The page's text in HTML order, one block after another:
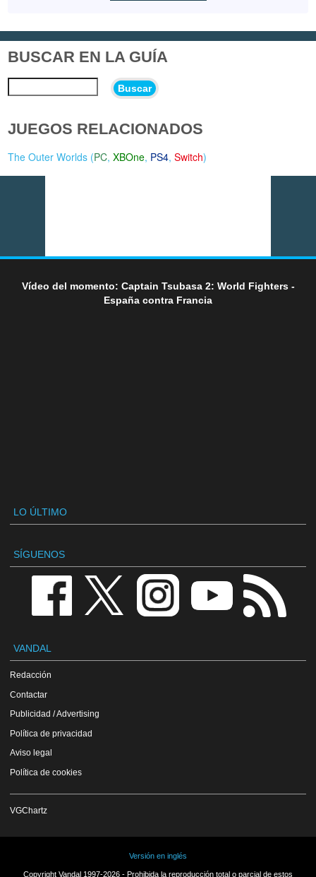
BUSCAR EN LA GUÍA
Buscar
JUEGOS RELACIONADOS
The Outer Worlds (PC,XBOne, PS4,Switch)
Vídeo del momento: Captain Tsubasa 2: World Fighters -
España contra Francia
LO ÚLTIMO
SÍGUENOS
VANDAL
Redacción
Contactar
Publicidad / Advertising
Política de privacidad
Aviso legal
Política de cookies
VGChartz
Versión en inglés
Copyright Vandal 1997-2026 - Prohibida la reproducción total o parcial de estos